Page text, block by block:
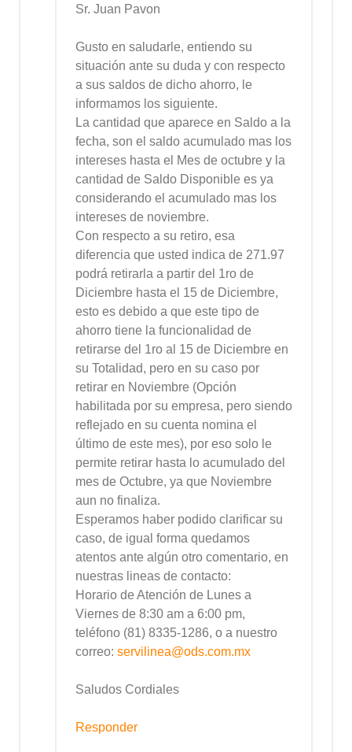
Sr. Juan Pavon
Gusto en saludarle, entiendo su
situación ante su duda y con respecto
a sus saldos de dicho ahorro, le
informamos los siguiente.
La cantidad que aparece en Saldo a la
fecha, son el saldo acumulado mas los
intereses hasta el Mes de octubre y la
cantidad de Saldo Disponible es ya
considerando el acumulado mas los
intereses de noviembre.
Con respecto a su retiro, esa
diferencia que usted indica de 271.97
podrá retirarla a partir del 1ro de
Diciembre hasta el 15 de Diciembre,
esto es debido a que este tipo de
ahorro tiene la funcionalidad de
retirarse del 1ro al 15 de Diciembre en
su Totalidad, pero en su caso por
retirar en Noviembre (Opción
habilitada por su empresa, pero siendo
reflejado en su cuenta nomina el
último de este mes), por eso solo le
permite retirar hasta lo acumulado del
mes de Octubre, ya que Noviembre
aun no finaliza.
Esperamos haber podido clarificar su
caso, de igual forma quedamos
atentos ante algún otro comentario, en
nuestras lineas de contacto:
Horario de Atención de Lunes a
Viernes de 8:30 am a 6:00 pm,
teléfono (81) 8335-1286, o a nuestro
correo: servilinea@ods.com.mx
Saludos Cordiales
Responder